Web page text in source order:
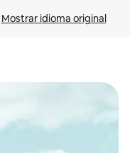
Mostrar idioma original